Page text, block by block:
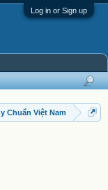
Log in or Sign up
Chuẩn Việt Nam